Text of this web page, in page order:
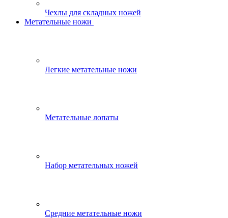
Чехлы для складных ножей
Метательные ножи
Легкие метательные ножи
Метательные лопаты
Набор метательных ножей
Средние метательные ножи